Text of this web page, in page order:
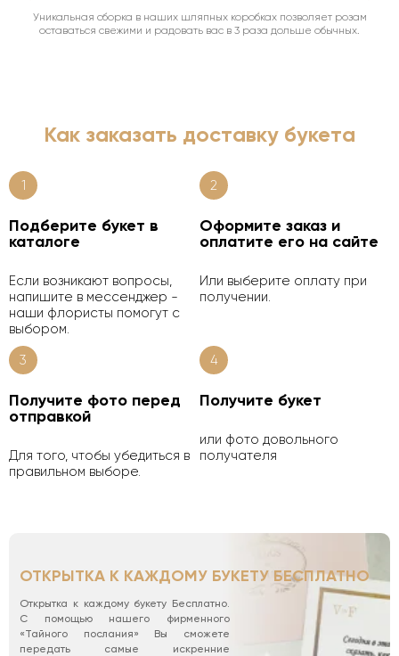
Уникальная сборка в наших шляпных коробках позволяет розам
оставаться свежими и радовать вас в 3 раза дольше обычных.
Как заказать доставку букета
1
Подберите букет в
каталоге
Если возникают вопросы,
напишите в мессенджер -
наши флористы помогут с
выбором.
2
Оформите заказ и
оплатите его на сайте
Или выберите оплату при
получении.
3
Получите фото перед
отправкой
Для того, чтобы убедиться в
правильном выборе.
4
Получите букет
или фото довольного
получателя
ОТКРЫТКА К КАЖДОМУ БУКЕТУ БЕСПЛАТНО
Открытка к каждому букету Бесплатно.
С помощью нашего фирменного
«Тайного послания» Вы сможете
передать самые искренние